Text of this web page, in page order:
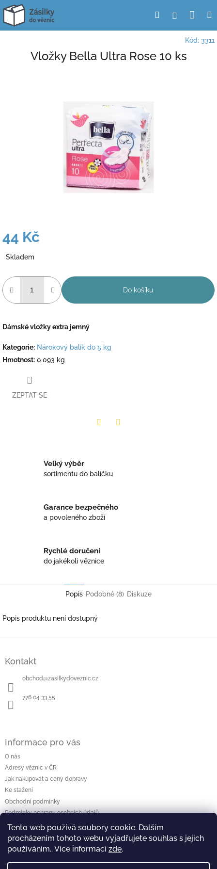
Tento web používá soubory cookie. Dalším
procházením tohoto webu vyjadřujete souhlas s jejich
používáním.. Více informací zde.
Přejít
obsah
HledatPřihlášení
Kód: 3311
Vložky Bella Ultra Rose 10 ks
44 Kč
cena:
Skladem
Do košíku
Dámské vložky extra jemný
Kategorie: Nárokový balík do 5 kg
Hmotnost: 0.093 kg
ZEPTAT SE
Velký výběr
sortimentu do balíčku
Garance bezpečného
a povoleného zboží
Rychlé doručení
do jakékoli věznice
Popis Podobné (8) Diskuze
Popis produktu není dostupný
Kontakt
obchod@zasilkydoveznic.cz
776 04 33 55
Informace pro vás
O nás
Adresy věznic v ČR
Jak nakupovat a ceny dopravy
Ke stažení
Obchodní podmínky
Podmínky ochrany osobních údajů
Vyhledávání
Hledat